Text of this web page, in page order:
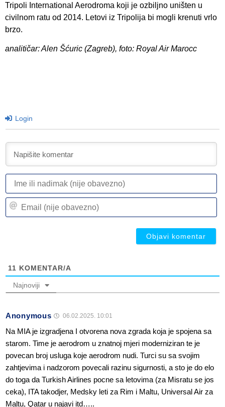
Tripoli International Aerodroma koji je ozbiljno uništen u
civilnom ratu od 2014. Letovi iz Tripolija bi mogli krenuti vrlo
brzo.
analitičar: Alen Šćuric (Zagreb), foto: Royal Air Marocc
Login
11 KOMENTAR/A
Najnoviji
Anonymous 06.02.2025. 10:01
Na MIA je izgradjena I otvorena nova zgrada koja je spojena sa
starom. Time je aerodrom u znatnoj mjeri moderniziran te je
povecan broj usluga koje aerodrom nudi. Turci su sa svojim
zahtjevima i nadzorom povecali razinu sigurnosti, a sto je do elo
do toga da Turkish Airlines pocne sa letovima (za Misratu se jos
ceka), ITA takodjer, Medsky leti za Rim i Maltu, Universal Air za
Maltu, Qatar u najavi itd…..